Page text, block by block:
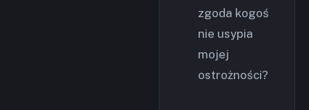
zgoda kogoś
nie usypia
mojej
ostrożności?